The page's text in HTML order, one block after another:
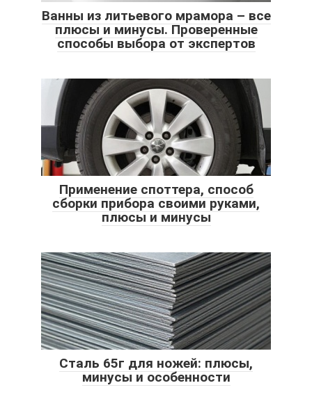
Ванны из литьевого мрамора – все
плюсы и минусы. Проверенные
способы выбора от экспертов
Применение споттера, способ
сборки прибора своими руками,
плюсы и минусы
Сталь 65г для ножей: плюсы,
минусы и особенности